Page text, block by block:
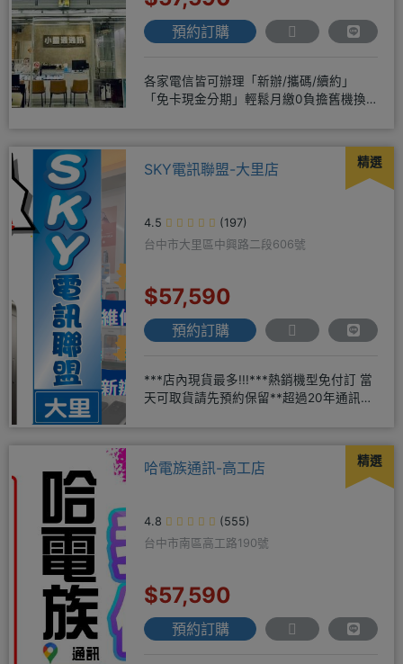
預約訂購
各家電信皆可辦理「新辦/攜碼/續約」
「免卡現金分期」輕鬆月繳0負擔舊機換
精選
SKY電訊聯盟-大里店
4.5
(197)
台中市大里區中興路二段606號
$57,590
預約訂購
***店內現貨最多!!!***熱銷機型免付訂 當
天可取貨請先預約保留**超過20年通訊經
精選
哈電族通訊-高工店
4.8
(555)
台中市南區高工路190號
$57,590
預約訂購